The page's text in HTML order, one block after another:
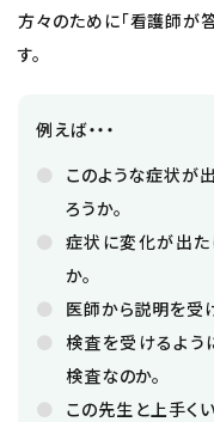
方々のために「看護師が
す。
例えば・・・
このような症状が
ろうか。
症状に変化が出た
か。
医師から説明を受
検査を受けるよう
検査なのか。
この先生と上手く